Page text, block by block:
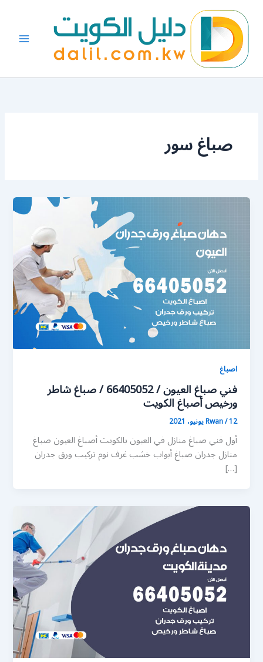
المحتوى
صباغ سور
اصباغ
فني صباغ العيون / 66405052 / صباغ شاطر
ورخيص أصباغ الكويت
Rwan/12 يونيو، 2021
أول فني صباغ منازل في العيون بالكويت أصباغ العيون صباغ
منازل جدران صباغ أبواب خشب غرف نوم تركيب ورق جدران
[…]